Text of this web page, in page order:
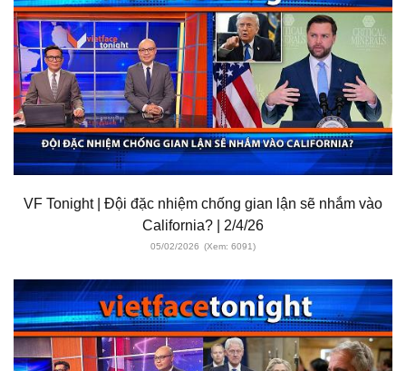
VF Tonight | Đội đặc nhiệm chống gian lận sẽ nhắm vào
California? | 2/4/26
05/02/2026 (Xem: 6091)